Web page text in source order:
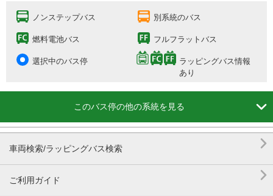
ノンステップバス 別系統のバス
燃料電池バス フルフラットバス
選択中のバス停
ラッピングバス情報
あり
このバス停の他の系統を見る 
車両検索/ラッピングバス検索 
ご利用ガイド 